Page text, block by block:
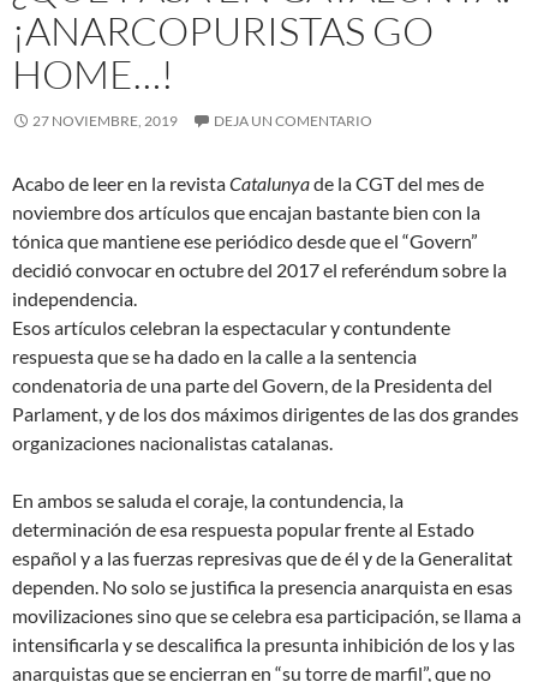
¡ANARCOPURISTAS GO
HOME…!
27 NOVIEMBRE, 2019 DEJA UN COMENTARIO
Acabo de leer en la revistaCatalunyade la CGT del mes de
noviembre dos artículos que encajan bastante bien con la
tónica que mantiene ese periódico desde que el “Govern”
decidió convocar en octubre del 2017 el referéndum sobre la
independencia.
Esos artículos celebran la espectacular y contundente
respuesta que se ha dado en la calle a la sentencia
condenatoria de una parte del Govern, de la Presidenta del
Parlament, y de los dos máximos dirigentes de las dos grandes
organizaciones nacionalistas catalanas.
En ambos se saluda el coraje, la contundencia, la
determinación de esa respuesta popular frente al Estado
español y a las fuerzas represivas que de él y de la Generalitat
dependen. No solo se justifica la presencia anarquista en esas
movilizaciones sino que se celebra esa participación, se llama a
intensificarla y se descalifica la presunta inhibición de los y las
anarquistas que se encierran en “su torre de marfil”, que no